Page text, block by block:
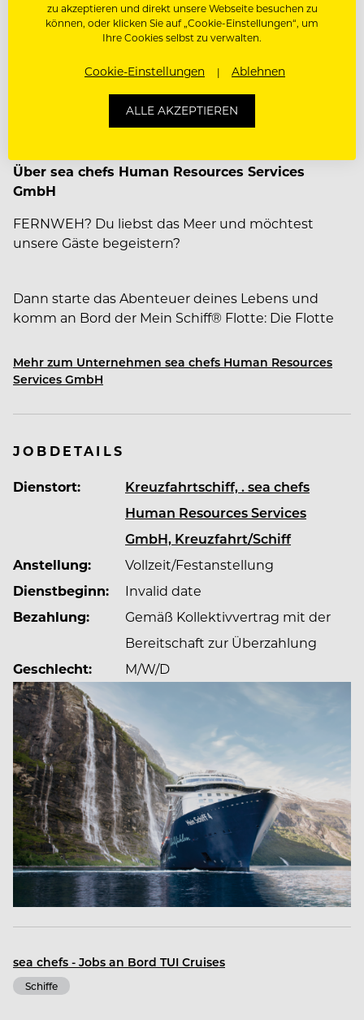
Paten-& Mentorenprogramm
Mitarbeiterevents
Weiterbildungsprogramm
Über sea chefs Human Resources Services
GmbH
FERNWEH? Du liebst das Meer und möchtest
unsere Gäste begeistern?
Dann starte das Abenteuer deines Lebens und
komm an Bord der Mein Schiff® Flotte: Die Flotte
der Welt unterwegs und steht für zeitgemäßen
Premium Urlaub.
Mission: ob Hochsee-Kreuzfahrten,
Flusskreuzfahrten. Als erfahrener Partner im Hotel-
und Crew-Management internationaler Reedereien
an Bord von Kreuzfahrtschiffen im Premium- bis hin
zum Luxussegment.
Entdecke mit uns die Welt und erlebe deine
#WorldClassMoments!
Mehr zum Unternehmen sea chefs Human Resources
Services GmbH
JOBDETAILS
Dienstort:
Kreuzfahrtschiff, . sea chefs
Human Resources Services
GmbH, Kreuzfahrt/Schiff
Anstellung:
Vollzeit/Festanstellung
Dienstbeginn:
Invalid date
Bezahlung:
Gemäß Kollektivvertrag mit der
Bereitschaft zur Überzahlung
Geschlecht:
M/W/D
sea chefs - Jobs an Bord TUI Cruises
Schiffe
zu akzeptieren und direkt unsere Webseite besuchen zu
können, oder klicken Sie auf „Cookie-Einstellungen“, um
Ihre Cookies selbst zu verwalten.
Cookie-Einstellungen Ablehnen
ALLE AKZEPTIEREN